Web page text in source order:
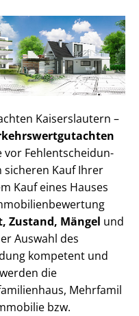
Kaiserslautern –
vor Fehl­ent­schei­dun­
Kauf Ihrer
Kauf eines Hauses
Zustand, Mängel und
Auswahl des
kompetent und
die
Mehr­fa­mi­l
bzw.